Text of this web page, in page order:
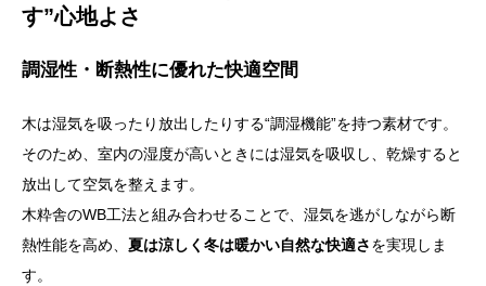
す”心地よさ
調湿性・断熱性に優れた快適空間
木は湿気を吸ったり放出したりする“調湿機能”を持つ素材です。
そのため、室内の湿度が高いときには湿気を吸収し、乾燥すると
放出して空気を整えます。
木粋舎のWB工法と組み合わせることで、湿気を逃がしながら断
熱性能を高め、 夏は涼しく冬は暖かい自然な快適さを実現しま
す。